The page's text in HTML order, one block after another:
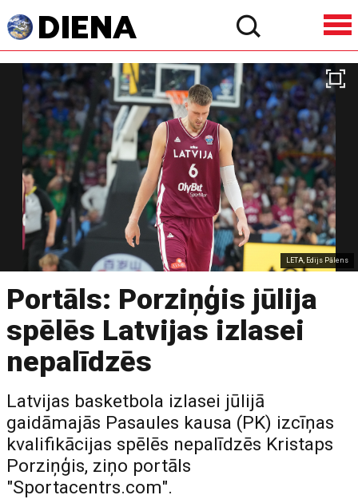
LETA, Edijs Pālens
Portāls: Porziņģis jūlija
spēlēs Latvijas izlasei
nepalīdzēs
Latvijas basketbola izlasei jūlijā
gaidāmajās Pasaules kausa (PK) izcīņas
kvalifikācijas spēlēs nepalīdzēs Kristaps
Porziņģis, ziņo portāls
"Sportacentrs.com".